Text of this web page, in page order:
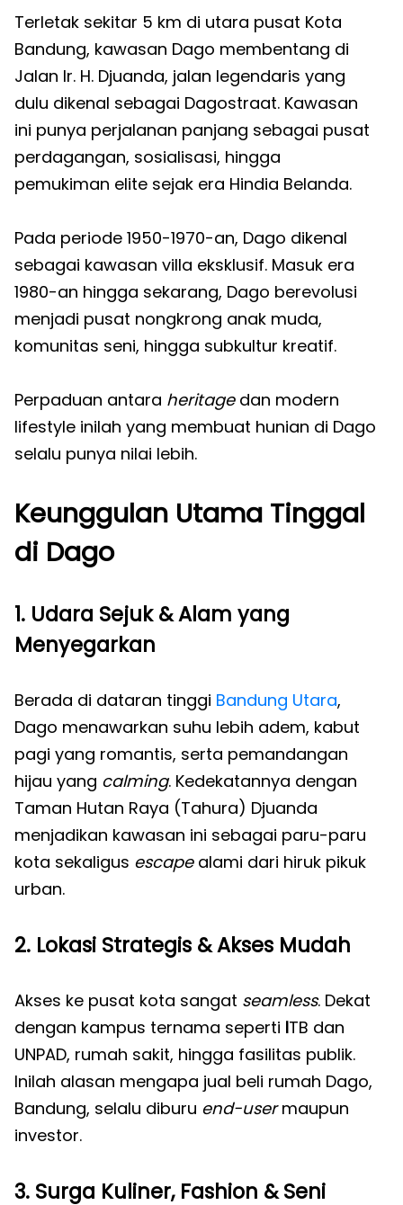
Terletak sekitar 5 km di utara pusat Kota
Bandung, kawasan Dago membentang di
Jalan Ir. H. Djuanda, jalan legendaris yang
dulu dikenal sebagai Dagostraat. Kawasan
ini punya perjalanan panjang sebagai pusat
perdagangan, sosialisasi, hingga
pemukiman elite sejak era Hindia Belanda.
Pada periode 1950-1970-an, Dago dikenal
sebagai kawasan villa eksklusif. Masuk era
1980-an hingga sekarang, Dago berevolusi
menjadi pusat nongkrong anak muda,
komunitas seni, hingga subkultur kreatif.
Perpaduan antara heritagedan modern
lifestyle inilah yang membuat hunian di Dago
selalu punya nilai lebih.
Keunggulan Utama Tinggal
di Dago
1. Udara Sejuk & Alam yang
Menyegarkan
Berada di dataran tinggi Bandung Utara,
Dago menawarkan suhu lebih adem, kabut
pagi yang romantis, serta pemandangan
hijau yang calming. Kedekatannya dengan
Taman Hutan Raya (Tahura) Djuanda
menjadikan kawasan ini sebagai paru-paru
kota sekaligus escapealami dari hiruk pikuk
urban.
2. Lokasi Strategis & Akses Mudah
Akses ke pusat kota sangat seamless. Dekat
dengan kampus ternama seperti ITB dan
UNPAD, rumah sakit, hingga fasilitas publik.
Inilah alasan mengapa jual beli rumah Dago,
Bandung, selalu diburu end-usermaupun
investor.
3. Surga Kuliner, Fashion & Seni